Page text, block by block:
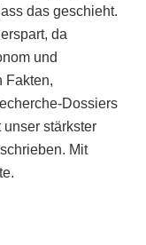
das geschieht.
da
und
Fakten,
Dossiers
stärkster
Mit